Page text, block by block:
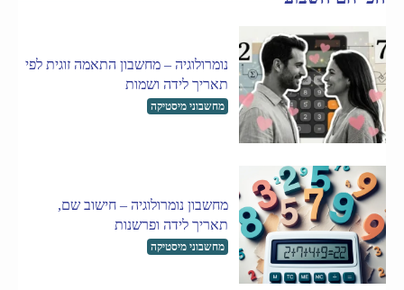
נומרולוגיה – מחשבון התאמה זוגית לפי
תאריך לידה ושמות
מחשבוני מיסטיקה
מחשבון נומרולוגיה – חישוב שם,
תאריך לידה ופרשנות
מחשבוני מיסטיקה